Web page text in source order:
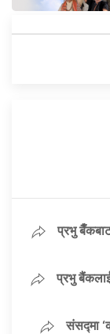
प्रभु बैँकबाट
प्रभु
संसद्मा